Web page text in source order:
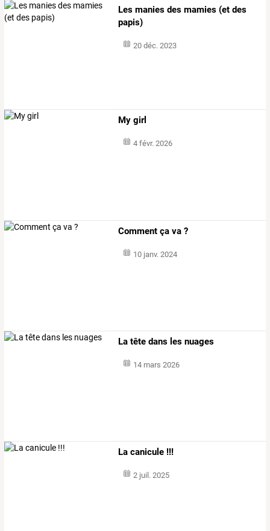
Les manies des mamies (et des
papis)
20 déc. 2023
My girl
4 févr. 2026
Comment ça va ?
10 janv. 2024
La tête dans les nuages
14 mars 2026
La canicule !!!
2 juil. 2025